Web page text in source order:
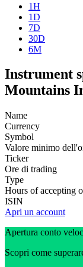
1H
1D
7D
30D
6M
Instrument
Mountains
Name
Currency
Symbol
Valore minimo
Ticker
Ore di trading
Type
Hours of accepting
ISIN
Apri un account
Apertura conto
Scopri come